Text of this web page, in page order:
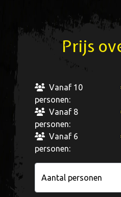
Prijs
Vanaf 10
personen:
Vanaf 8
personen:
Vanaf 6
personen:
Aantal personen